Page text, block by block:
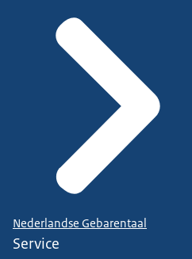
Nederlandse Gebarentaal
Service